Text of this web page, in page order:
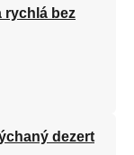
rychlá bez
dezert